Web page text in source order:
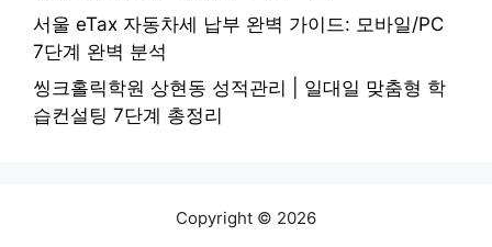
서울 eTax 자동차세 납부 완벽 가이드: 모바일/PC
7단계 완벽 분석
씽크홀릭학원 상현동 성적관리 | 일대일 맞춤형 학
습컨설팅 7단계 총정리
Copyright © 2026